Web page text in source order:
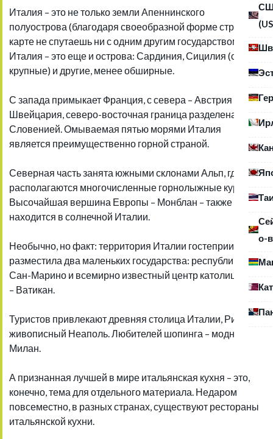
о-
Италия – это не только земли Апеннинского
полуострова (благодаря своеобразной форме страну на
карте не спутаешь ни с одним другим государством).
Италия – это еще и острова: Сардиния, Сицилия (самые
крупные) и другие, менее обширные.
С запада примыкает Франция, с севера – Австрия и
Швейцария, северо-восточная граница разделена со
Словенией. Омываемая пятью морями Италия
является преимущественно горной страной.
Северная часть занята южными склонами Альп, где
располагаются многочисленные горнолыжные курорты.
Высочайшая вершина Европы – Монблан – также
находится в солнечной Италии.
Необычно, но факт: территория Италии гостеприимно
разместила два маленьких государства: республику
Сан-Марино и всемирно известный центр католицизма
– Ватикан.
Туристов привлекают древняя столица Италии, Рим,
живописный Неаполь. Любителей шопинга – модный
Милан.
А признанная лучшей в мире итальянская кухня – это,
конечно, тема для отдельного материала. Недаром
повсеместно, в разных странах, существуют рестораны
итальянской кухни.